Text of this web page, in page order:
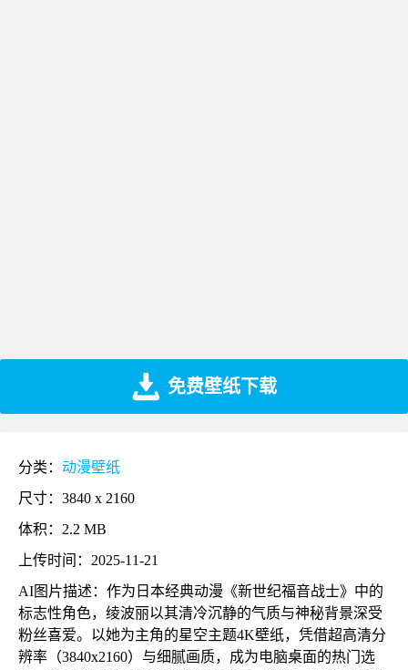
免费壁纸下载
分类： 动漫壁纸
尺寸：3840 x 2160
体积：2.2 MB
上传时间：2025-11-21
AI图片描述：作为日本经典动漫《新世纪福音战士》中的
标志性角色，绫波丽以其清冷沉静的气质与神秘背景深受
粉丝喜爱。以她为主角的星空主题4K壁纸，凭借超高清分
辨率（3840x2160）与细腻画质，成为电脑桌面的热门选